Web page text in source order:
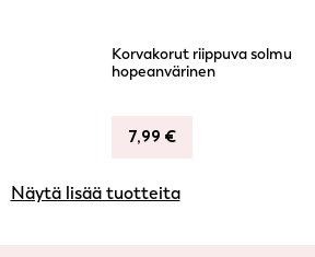
Korvakorut riippuva solmu
hopeanvärinen
7,99 €
Näytä lisää tuotteita